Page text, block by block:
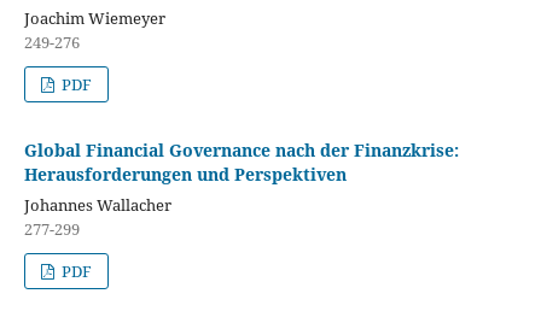
Joachim Wiemeyer
249-276
PDF
Global Financial Governance nach der Finanzkrise:
Herausforderungen und Perspektiven
Johannes Wallacher
277-299
PDF